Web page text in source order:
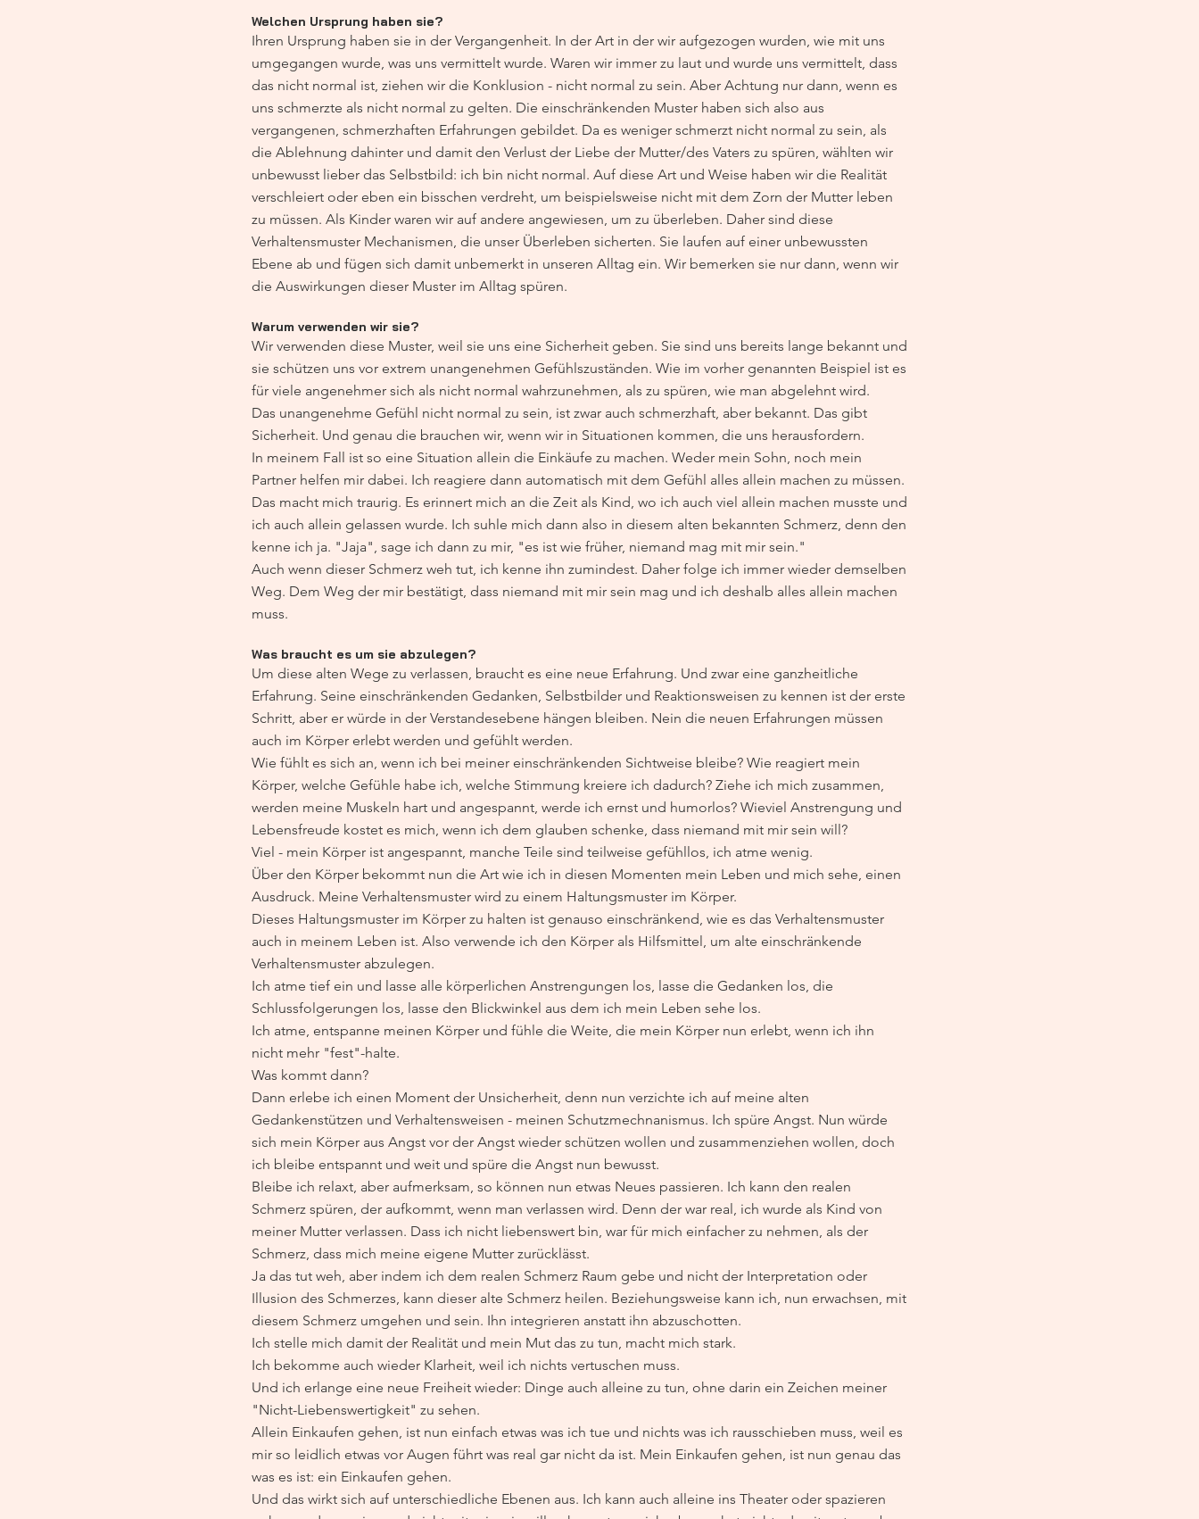
Welchen Ursprung haben sie?
Ihren Ursprung haben sie in der Vergangenheit. In der Art in der wir aufgezogen wurden, wie mit uns
umgegangen wurde, was uns vermittelt wurde. Waren wir immer zu laut und wurde uns vermittelt, dass
das nicht normal ist, ziehen wir die Konklusion - nicht normal zu sein. Aber Achtung nur dann, wenn es
uns schmerzte als nicht normal zu gelten. Die einschränkenden Muster haben sich also aus
vergangenen, schmerzhaften Erfahrungen gebildet. Da es weniger schmerzt nicht normal zu sein, als
die Ablehnung dahinter und damit den Verlust der Liebe der Mutter/des Vaters zu spüren, wählten wir
unbewusst lieber das Selbstbild: ich bin nicht normal. Auf diese Art und Weise haben wir die Realität
verschleiert oder eben ein bisschen verdreht, um beispielsweise nicht mit dem Zorn der Mutter leben
zu müssen. Als Kinder waren wir auf andere angewiesen, um zu überleben. Daher sind diese
Verhaltensmuster Mechanismen, die unser Überleben sicherten. Sie laufen auf einer unbewussten
Ebene ab und fügen sich damit unbemerkt in unseren Alltag ein. Wir bemerken sie nur dann, wenn wir
die Auswirkungen dieser Muster im Alltag spüren.
Warum verwenden wir sie?
Wir verwenden diese Muster, weil sie uns eine Sicherheit geben. Sie sind uns bereits lange bekannt und
sie schützen uns vor extrem unangenehmen Gefühlszuständen. Wie im vorher genannten Beispiel ist es
für viele angenehmer sich als nicht normal wahrzunehmen, als zu spüren, wie man abgelehnt wird.
Das unangenehme Gefühl nicht normal zu sein, ist zwar auch schmerzhaft, aber bekannt. Das gibt
Sicherheit. Und genau die brauchen wir, wenn wir in Situationen kommen, die uns herausfordern.
In meinem Fall ist so eine Situation allein die Einkäufe zu machen. Weder mein Sohn, noch mein
Partner helfen mir dabei. Ich reagiere dann automatisch mit dem Gefühl alles allein machen zu müssen.
Das macht mich traurig. Es erinnert mich an die Zeit als Kind, wo ich auch viel allein machen musste und
ich auch allein gelassen wurde. Ich suhle mich dann also in diesem alten bekannten Schmerz, denn den
kenne ich ja. "Jaja", sage ich dann zu mir, "es ist wie früher, niemand mag mit mir sein."
Auch wenn dieser Schmerz weh tut, ich kenne ihn zumindest. Daher folge ich immer wieder demselben
Weg. Dem Weg der mir bestätigt, dass niemand mit mir sein mag und ich deshalb alles allein machen
muss.
Was braucht es um sie abzulegen?
Um diese alten Wege zu verlassen, braucht es eine neue Erfahrung. Und zwar eine ganzheitliche
Erfahrung. Seine einschränkenden Gedanken, Selbstbilder und Reaktionsweisen zu kennen ist der erste
Schritt, aber er würde in der Verstandesebene hängen bleiben. Nein die neuen Erfahrungen müssen
auch im Körper erlebt werden und gefühlt werden.
Wie fühlt es sich an, wenn ich bei meiner einschränkenden Sichtweise bleibe? Wie reagiert mein
Körper, welche Gefühle habe ich, welche Stimmung kreiere ich dadurch? Ziehe ich mich zusammen,
werden meine Muskeln hart und angespannt, werde ich ernst und humorlos? Wieviel Anstrengung und
Lebensfreude kostet es mich, wenn ich dem glauben schenke, dass niemand mit mir sein will?
Viel - mein Körper ist angespannt, manche Teile sind teilweise gefühllos, ich atme wenig.
Über den Körper bekommt nun die Art wie ich in diesen Momenten mein Leben und mich sehe, einen
Ausdruck. Meine Verhaltensmuster wird zu einem Haltungsmuster im Körper.
Dieses Haltungsmuster im Körper zu halten ist genauso einschränkend, wie es das Verhaltensmuster
auch in meinem Leben ist. Also verwende ich den Körper als Hilfsmittel, um alte einschränkende
Verhaltensmuster abzulegen.
Ich atme tief ein und lasse alle körperlichen Anstrengungen los, lasse die Gedanken los, die
Schlussfolgerungen los, lasse den Blickwinkel aus dem ich mein Leben sehe los.
Ich atme, entspanne meinen Körper und fühle die Weite, die mein Körper nun erlebt, wenn ich ihn
nicht mehr "fest"-halte.
Was kommt dann?
Dann erlebe ich einen Moment der Unsicherheit, denn nun verzichte ich auf meine alten
Gedankenstützen und Verhaltensweisen - meinen Schutzmechnanismus. Ich spüre Angst. Nun würde
sich mein Körper aus Angst vor der Angst wieder schützen wollen und zusammenziehen wollen, doch
ich bleibe entspannt und weit und spüre die Angst nun bewusst.
Bleibe ich relaxt, aber aufmerksam, so können nun etwas Neues passieren. Ich kann den realen
Schmerz spüren, der aufkommt, wenn man verlassen wird. Denn der war real, ich wurde als Kind von
meiner Mutter verlassen. Dass ich nicht liebenswert bin, war für mich einfacher zu nehmen, als der
Schmerz, dass mich meine eigene Mutter zurücklässt.
Ja das tut weh, aber indem ich dem realen Schmerz Raum gebe und nicht der Interpretation oder
Illusion des Schmerzes, kann dieser alte Schmerz heilen. Beziehungsweise kann ich, nun erwachsen, mit
diesem Schmerz umgehen und sein. Ihn integrieren anstatt ihn abzuschotten.
Ich stelle mich damit der Realität und mein Mut das zu tun, macht mich stark.
Ich bekomme auch wieder Klarheit, weil ich nichts vertuschen muss.
Und ich erlange eine neue Freiheit wieder: Dinge auch alleine zu tun, ohne darin ein Zeichen meiner
"Nicht-Liebenswertigkeit" zu sehen.
Allein Einkaufen gehen, ist nun einfach etwas was ich tue und nichts was ich rausschieben muss, weil es
mir so leidlich etwas vor Augen führt was real gar nicht da ist. Mein Einkaufen gehen, ist nun genau das
was es ist: ein Einkaufen gehen.
Und das wirkt sich auf unterschiedliche Ebenen aus. Ich kann auch alleine ins Theater oder spazieren